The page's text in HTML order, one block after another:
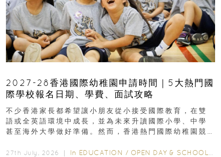
2027-28香港國際幼稚園申請時間｜5大熱門國
際學校報名日期、學費、面試攻略
不少香港家長都希望讓小朋友從小接受國際教育，在雙
語或全英語環境中成長，並為未來升讀國際小學、中學
甚至海外大學做好準備。然而，香港熱門國際幼稚園競
27th July, 2026 ｜ In EDUCATION / OPEN DAY & SCHOOL EVENTS